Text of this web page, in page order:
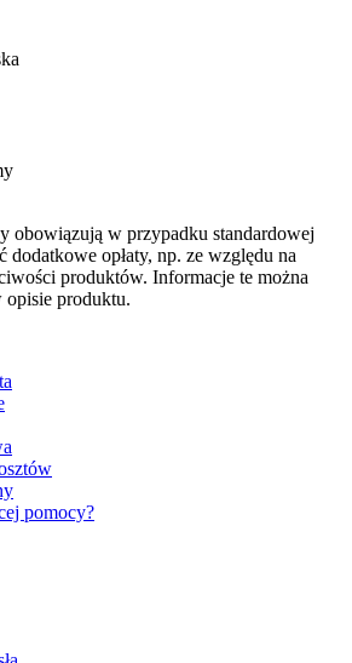
obowiązują w przypadku standardowej
dodatkowe opłaty, np. ze względu na
produktów. Informacje te można
opisie produktu.
pomocy?